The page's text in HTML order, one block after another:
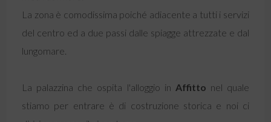
La zona è comodissima poiché adiacente a tutti i servizi
del centro ed a due passi dalle spiagge attrezzate e dal
lungomare.
La palazzina che ospita l'alloggio in Affitto nel quale
stiamo per entrare è di costruzione storica e noi ci